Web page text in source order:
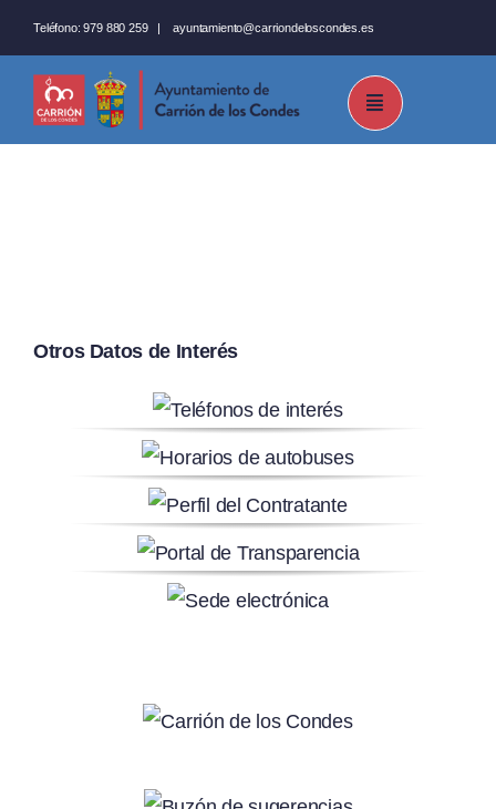
al
contenido
Teléfono: 979 880 259 |ayuntamiento@carriondeloscondes.es
Otros Datos de Interés